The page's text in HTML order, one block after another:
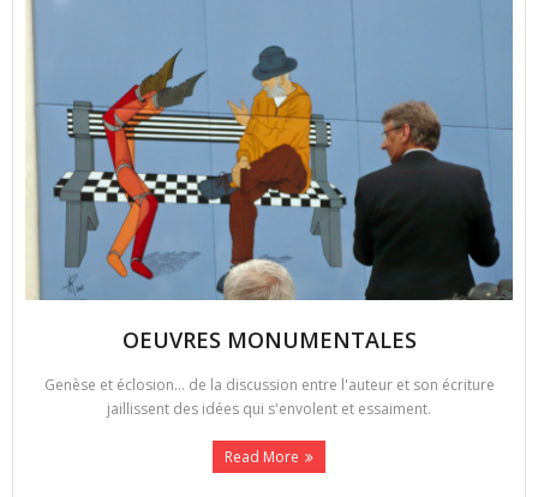
OEUVRES MONUMENTALES
Genèse et éclosion... de la discussion entre l'auteur et son écriture
jaillissent des idées qui s'envolent et essaiment.
Read More